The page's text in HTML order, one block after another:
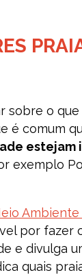
sobre o que
é comum
estejam
exemplo
Ambiente
por fazer
e divulga
quais